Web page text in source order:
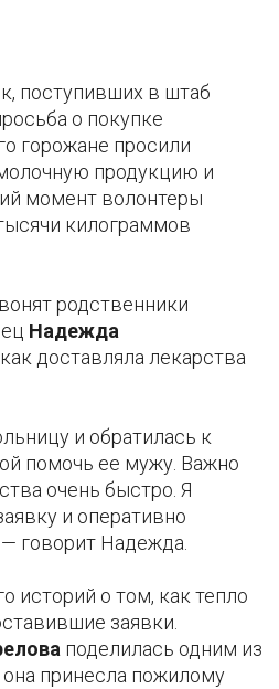
поступивших в штаб
о покупке
горожане просили
продукцию и
момент волонтеры
килограммов
родственники
Надежда
доставляла лекарства
и обратилась к
помочь ее мужу. Важно
очень быстро. Я
и оперативно
говорит Надежда.
историй о том, как тепло
заявки.
поделилась одним из
она принесла пожилому